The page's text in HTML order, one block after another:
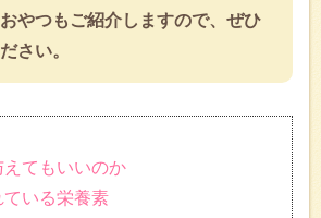
やつもご紹介しますので、ぜひ
さい。
てもいいのか
いる栄養素